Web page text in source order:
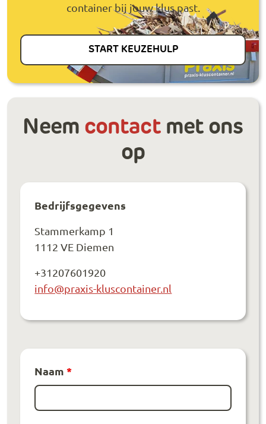
container bij jouw klus past.
START KEUZEHULP
Neem contactmet ons
op
Bedrijfsgegevens
Stammerkamp 1
1112 VE Diemen
+31207601920
info@praxis-kluscontainer.nl
Velden die gemarkeerd zijn met een
Naam *